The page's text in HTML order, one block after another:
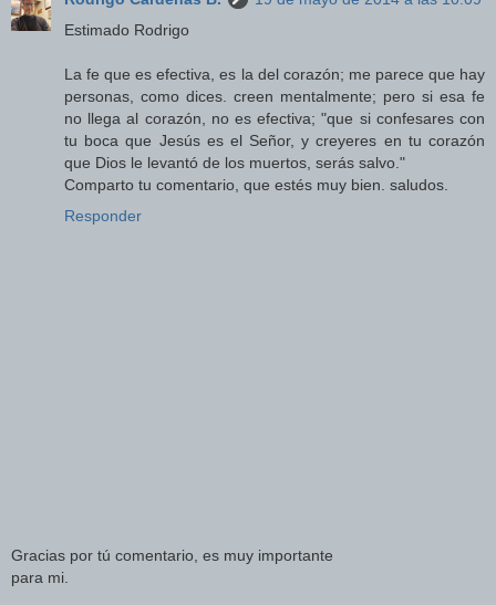
Estimado Rodrigo
La fe que es efectiva, es la del corazón; me parece que hay
personas, como dices. creen mentalmente; pero si esa fe
no llega al corazón, no es efectiva; "que si confesares con
tu boca que Jesús es el Señor, y creyeres en tu corazón
que Dios le levantó de los muertos, serás salvo."
Comparto tu comentario, que estés muy bien. saludos.
Responder
Gracias por tú comentario, es muy importante
para mi.